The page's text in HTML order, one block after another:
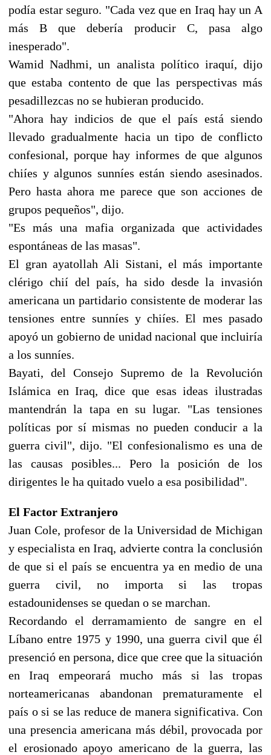
podía estar seguro. "Cada vez que en Iraq hay un A
más B que debería producir C, pasa algo
inesperado".
Wamid Nadhmi, un analista político iraquí, dijo
que estaba contento de que las perspectivas más
pesadillezcas no se hubieran producido.
"Ahora hay indicios de que el país está siendo
llevado gradualmente hacia un tipo de conflicto
confesional, porque hay informes de que algunos
chiíes y algunos sunníes están siendo asesinados.
Pero hasta ahora me parece que son acciones de
grupos pequeños", dijo.
"Es más una mafia organizada que actividades
espontáneas de las masas".
El gran ayatollah Ali Sistani, el más importante
clérigo chií del país, ha sido desde la invasión
americana un partidario consistente de moderar las
tensiones entre sunníes y chiíes. El mes pasado
apoyó un gobierno de unidad nacional que incluiría
a los sunníes.
Bayati, del Consejo Supremo de la Revolución
Islámica en Iraq, dice que esas ideas ilustradas
mantendrán la tapa en su lugar. "Las tensiones
políticas por sí mismas no pueden conducir a la
guerra civil", dijo. "El confesionalismo es una de
las causas posibles... Pero la posición de los
dirigentes le ha quitado vuelo a esa posibilidad".
El Factor Extranjero
Juan Cole, profesor de la Universidad de Michigan
y especialista en Iraq, advierte contra la conclusión
de que si el país se encuentra ya en medio de una
guerra civil, no importa si las tropas
estadounidenses se quedan o se marchan.
Recordando el derramamiento de sangre en el
Líbano entre 1975 y 1990, una guerra civil que él
presenció en persona, dice que cree que la situación
en Iraq empeorará mucho más si las tropas
norteamericanas abandonan prematuramente el
país o si se las reduce de manera significativa. Con
una presencia americana más débil, provocada por
el erosionado apoyo americano de la guerra, las